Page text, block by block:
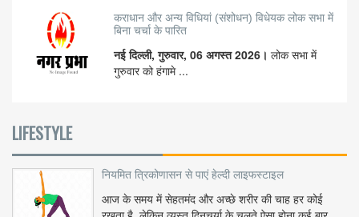
कराधान और अन्य विधियां (संशोधन) विधेयक लोक सभा में
बिना चर्चा के पारित
नई दिल्ली, गुरुवार, 06 अगस्त 2026। लोक सभा में
गुरुवार को हंगामे ...
LIFESTYLE
नियमित त्रिकोणासन से पाएं हेल्दी लाइफस्टाइल
आज के समय में सेहतमंद और अच्छे शरीर की चाह हर कोई